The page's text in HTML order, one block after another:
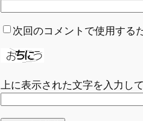
次回のコメントで使用する
上に表示された文字を入力して